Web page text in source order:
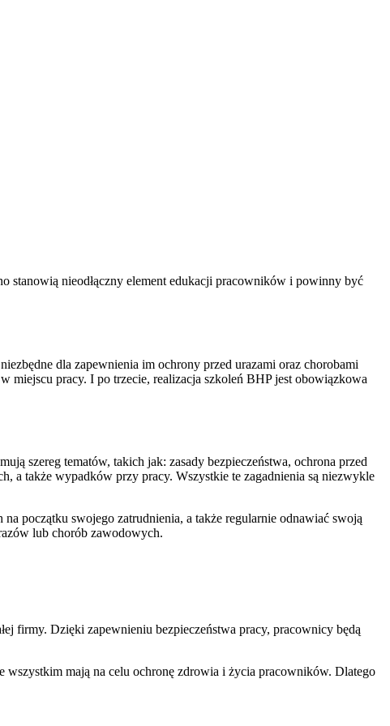
stanowią nieodłączny element edukacji pracowników i powinny być
dla zapewnienia im ochrony przed urazami oraz chorobami
pracy. I po trzecie, realizacja szkoleń BHP jest obowiązkowa
szereg tematów, takich jak: zasady bezpieczeństwa, ochrona przed
a także wypadków przy pracy. Wszystkie te zagadnienia są niezwykle
początku swojego zatrudnienia, a także regularnie odnawiać swoją
lub chorób zawodowych.
firmy. Dzięki zapewnieniu bezpieczeństwa pracy, pracownicy będą
wszystkim mają na celu ochronę zdrowia i życia pracowników. Dlatego